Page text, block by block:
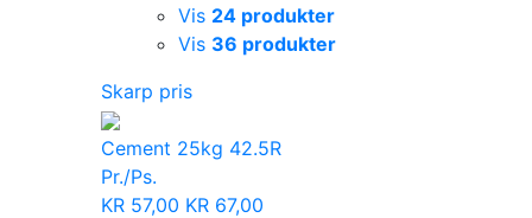
Vis 24 produkter
Vis 36 produkter
Skarp pris
Cement 25kg 42.5R
Pr./Ps.
KR 57,00 KR 67,00